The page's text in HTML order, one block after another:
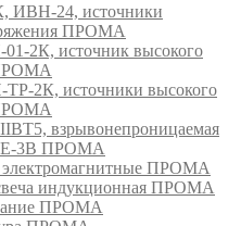
24, источники
ПРОМА
2К, источник высокого
2К, источники высокого
взрывонепроницаемая
3B ПРОМА
ПРОМА
индукционная ПРОМА
ПРОМА